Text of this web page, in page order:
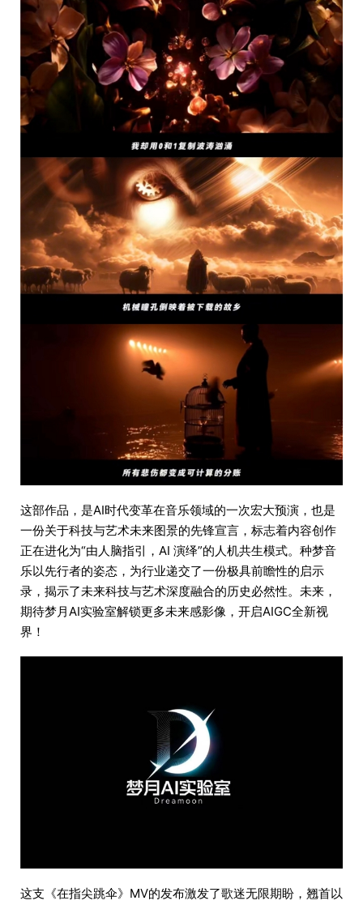
这部作品，是AI时代变革在音乐领域的一次宏大预演，也是
一份关于科技与艺术未来图景的先锋宣言，标志着内容创作
正在进化为“由人脑指引，AI 演绎”的人机共生模式。种梦音
乐以先行者的姿态，为行业递交了一份极具前瞻性的启示
录，揭示了未来科技与艺术深度融合的历史必然性。未来，
期待梦月AI实验室解锁更多未来感影像，开启AIGC全新视
界！
这支《在指尖跳伞》MV的发布激发了歌迷无限期盼，翘首以